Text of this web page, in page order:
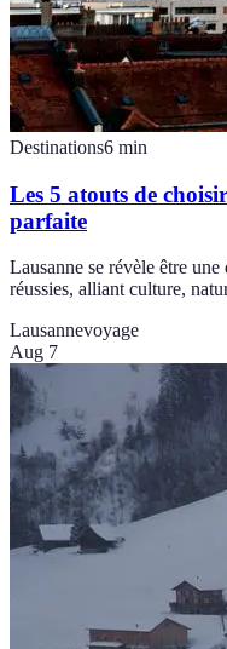
Destinations6 min
Les 5 atouts de
parfaite
Lausanne se révèle être
réussies, alliant culture,
Lausannevoyage
Aug 7